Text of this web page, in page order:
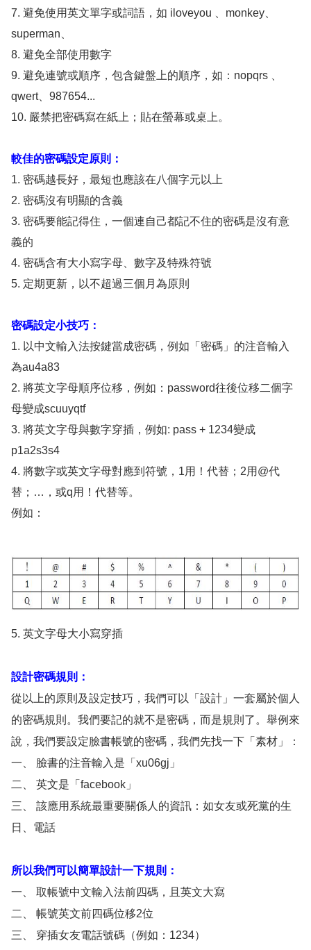
7. 避免使用英文單字或詞語，如 iloveyou 、monkey、
superman、
8. 避免全部使用數字
9. 避免連號或順序，包含鍵盤上的順序，如：nopqrs 、
qwert、987654...
10. 嚴禁把密碼寫在紙上；貼在螢幕或桌上。
較佳的密碼設定原則：
1. 密碼越長好，最短也應該在八個字元以上
2. 密碼沒有明顯的含義
3. 密碼要能記得住，一個連自己都記不住的密碼是沒有意
義的
4. 密碼含有大小寫字母、數字及特殊符號
5. 定期更新，以不超過三個月為原則
密碼設定小技巧：
1. 以中文輸入法按鍵當成密碼，例如「密碼」的注音輸入
為au4a83
2. 將英文字母順序位移，例如：password往後位移二個字
母變成scuuyqtf
3. 將英文字母與數字穿插，例如: pass + 1234變成
p1a2s3s4
4. 將數字或英文字母對應到符號，1用！代替；2用@代
替；…，或q用！代替等。
例如：
5. 英文字母大小寫穿插
設計密碼規則：
從以上的原則及設定技巧，我們可以「設計」一套屬於個人
的密碼規則。我們要記的就不是密碼，而是規則了。舉例來
說，我們要設定臉書帳號的密碼，我們先找一下「素材」：
一、 臉書的注音輸入是「xu06gj」
二、 英文是「facebook」
三、 該應用系統最重要關係人的資訊：如女友或死黨的生
日、電話
所以我們可以簡單設計一下規則：
一、 取帳號中文輸入法前四碼，且英文大寫
二、 帳號英文前四碼位移2位
三、 穿插女友電話號碼（例如：1234）